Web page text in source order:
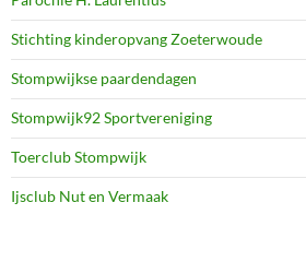
Stichting kinderopvang Zoeterwoude
Stompwijkse paardendagen
Stompwijk92 Sportvereniging
Toerclub Stompwijk
Ijsclub Nut en Vermaak